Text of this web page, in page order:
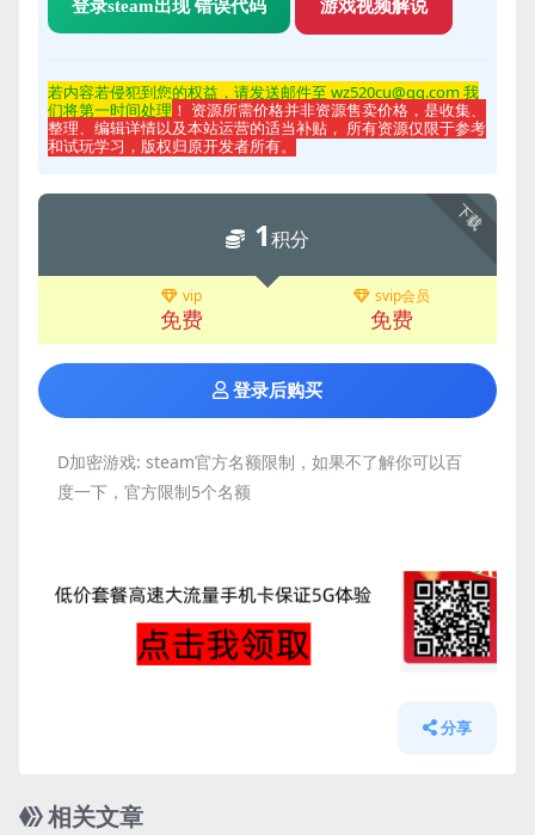
登录steam出现 错误代码 游戏视频解说
若内容若侵犯到您的权益，请发送邮件至 wz520cu@qq.com 我
们将第一时间处理 ！ 资源所需价格并非资源售卖价格，是收集、
整理、编辑详情以及本站运营的适当补贴， 所有资源仅限于参考
和试玩学习，版权归原开发者所有。
下载
1积分
vip
免费
svip会员
免费
登录后购买
D加密游戏: steam官方名额限制，如果不了解你可以百
度一下，官方限制5个名额
分享
相关文章